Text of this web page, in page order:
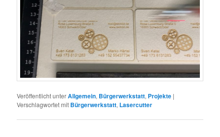
Veröffentlicht unterAllgemein, Bürgerwerkstatt, Projekte |
Verschlagwortet mit Bürgerwerkstatt, Lasercutter